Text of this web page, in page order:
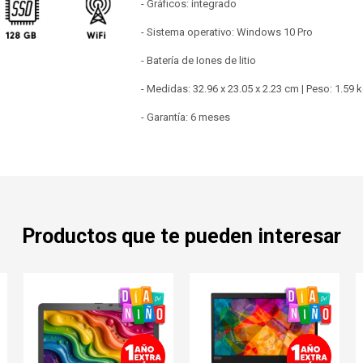
- Gráficos: integrado
- Sistema operativo: Windows 10 Pro
- Batería de Iones de litio
- Medidas: 32.96 x 23.05 x 2.23 cm | Peso: 1.59
- Garantía: 6 meses
Productos que te pueden interesar